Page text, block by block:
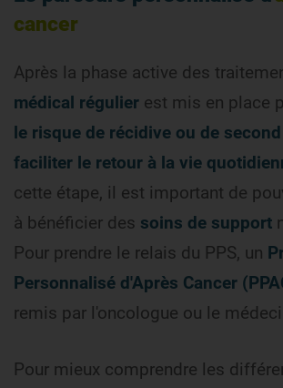
cancer
Après la phase active des
médical régulier est mis en place
le risque de récidive ou de
faciliter le retour à la vie
cette étape, il est important de
à bénéficier des soins de support
Pour prendre le relais du PPS, un
Personnalisé d'Après Cancer
remis par l'oncologue ou le
Pour mieux comprendre les